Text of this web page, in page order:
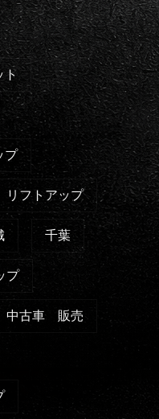
ト
プ
リフトアップ
千葉
プ
中古車 販売